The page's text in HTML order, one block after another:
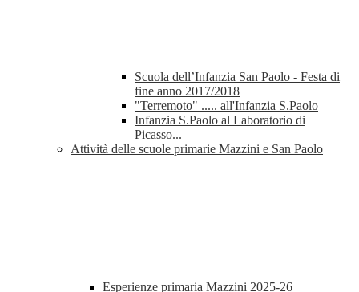
Scuola dell’Infanzia San Paolo - Festa di
fine anno 2017/2018
"Terremoto" ..... all'Infanzia S.Paolo
Infanzia S.Paolo al Laboratorio di
Picasso...
Attività delle scuole primarie Mazzini e San Paolo
Esperienze primaria Mazzini 2025-26